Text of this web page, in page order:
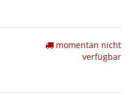
momentan nicht
verfügbar